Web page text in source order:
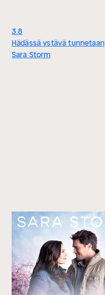
3.8
Hädässä ystävä tunnetaan
Sara Storm